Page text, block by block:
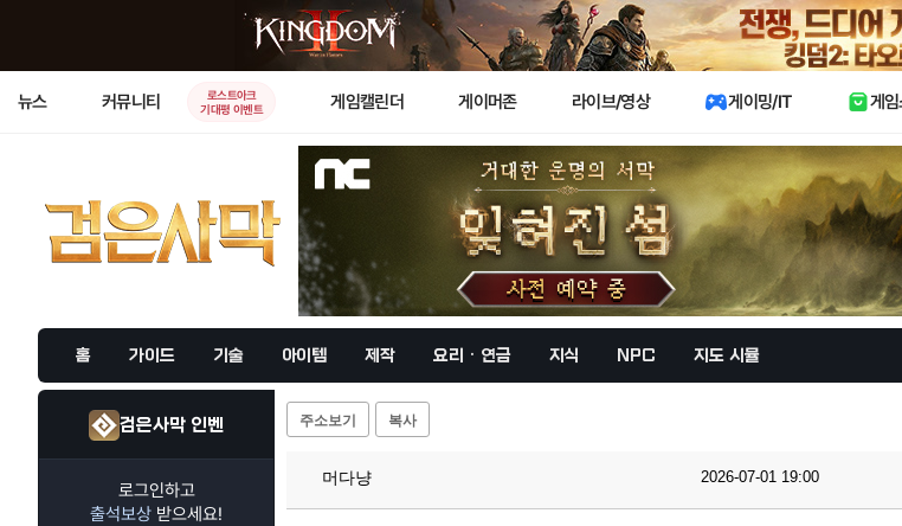
뉴스 커뮤니티
로스트아크
기대평 이벤트
게임캘린더 게이머존 라이브/영상 게이밍/IT 게임
홈 가이드 기술 아이템 제작 요리 · 연금 지식 NPC 지도 시뮬
검은사막 인벤
로그인하고
출석보상 받으세요!
주소보기 복사
머다냥 2026-07-01 19:00